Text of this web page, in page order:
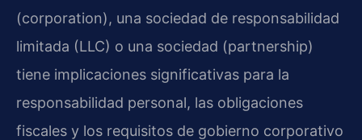
(corporation), una sociedad de responsabilidad
limitada (LLC) o una sociedad (partnership)
tiene implicaciones significativas para la
responsabilidad personal, las obligaciones
fiscales y los requisitos de gobierno corporativo